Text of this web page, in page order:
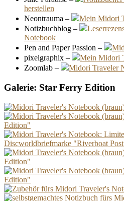
herstellen
Neontrauma –
Mein Midori
Notizbuchblog –
Notebook
Pen and Paper Passion –
pixelgraphix –
Mein Midori
Zoomlab –
Midori Traveler
Galerie: Star Ferry Edition